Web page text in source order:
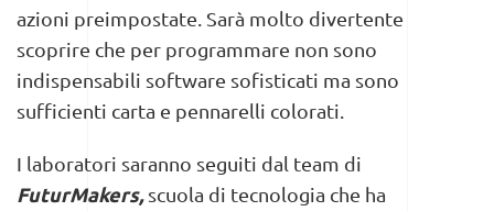
azioni preimpostate. Sarà molto divertente
scoprire che per programmare non sono
indispensabili software sofisticati ma sono
sufficienti carta e pennarelli colorati.
I laboratori saranno seguiti dal team di
FuturMakers,scuola di tecnologia che ha